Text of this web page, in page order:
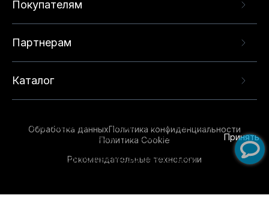
Покупателям
Партнерам
Каталог
Обработка данныхПолитика конфиденциальности
Политика Cookie
Рекомендательные технологии
опыта на нашем сайте. Продолжая использовать
данный сайт, вы соглашаетесь с использованием
технологий. Для получения дополнительной
Принять